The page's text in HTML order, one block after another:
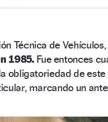
Técnica de
1985. Fue entonces
obligatoriedad de este
marcando un